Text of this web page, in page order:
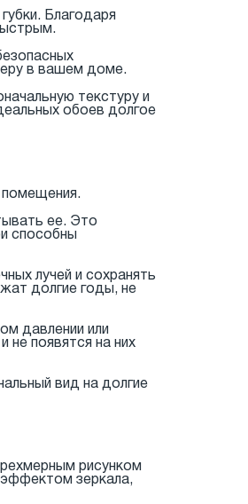
Благодаря
в вашем доме.
текстуру и
обоев долгое
ее. Это
способны
лучей и сохранять
долгие годы, не
давлении или
не появятся на них
вид на долгие
рисунком
эффектом зеркала,